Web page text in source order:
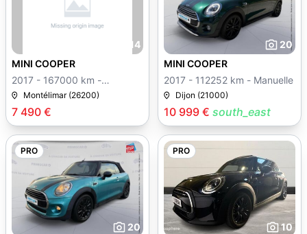
14
7 490 €
MINI COOPER
2017 - 167000 km -
Manuelle
Montélimar (26200)
20
10 999 € south_east
MINI COOPER
2017 - 112252 km - Manuelle
Dijon (21000)
PRO
20
PRO
10